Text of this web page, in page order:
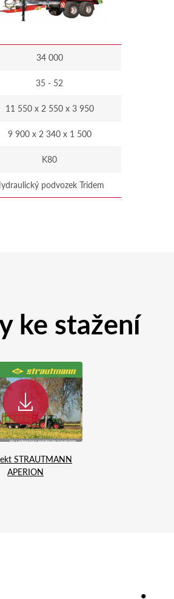
34 000
35 - 52
11 550 x 2 550 x 3 950
9 900 x 2 340 x 1 500
K80
podvozek Tridem
ke stažení
STRAUTMANN
APERION